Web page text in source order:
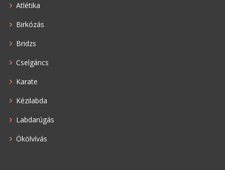
Atlétika
Birkózás
Bridzs
Cselgáncs
Karate
Kézilabda
Labdarúgás
Ökölvívás